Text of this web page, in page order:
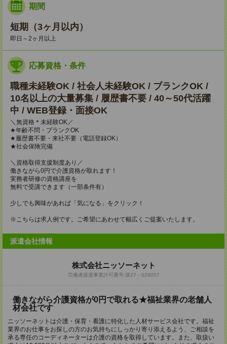
期間
短期（3ヶ月以内）
即日～2ヶ月以上
応募資格・条件
職種未経験OK / 社会人未経験OK / ブランクOK /
10名以上の大量募集 / 履歴書不要 / 40～50代活躍
中 / WEB登録・面接OK
＼無資格＊未経験OK／
★年齢不問・ブランクOK
★履歴書不要・来社不要（電話登録OK）
★社会保険完備
＼資格取得支援制度あり／
働きながら0円で介護資格が取れます！
実務者研修の資格講座を
無料で受講できます（一部条件有）
少しでも興味があれば「気になる」をクリック！
※こちらは求人例です。ご希望にあわせて幅広くご提案いたします。
派遣会社情報
株式会社ニッソーネット
労働者派遣事業許可番号:派27－029007
働きながら介護資格が0円で取れる★福祉業界の老舗人
材会社です
ニッソーネットは介護・保育・看護に特化した人材サービス会社です。福祉
業界のお仕事をお探しの方のお気持ちにしっかり寄り添えるよう、ご相談を
承る専任のコーディネーターは介護の資格を取得しています。また、取扱い